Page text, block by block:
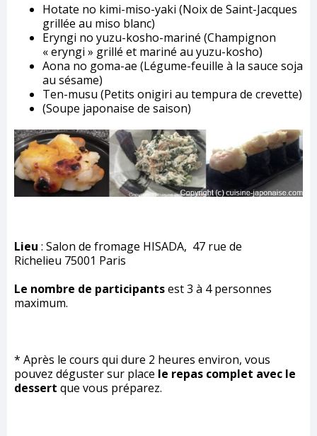
Hotate no kimi-miso-yaki (Noix de Saint-Jacques
grillée au miso blanc)
Eryngi no yuzu-kosho-mariné (Champignon
« eryngi » grillé et mariné au yuzu-kosho)
Aona no goma-ae (Légume-feuille à la sauce soja
au sésame)
Ten-musu (Petits onigiri au tempura de crevette)
(Soupe japonaise de saison)
Lieu : Salon de fromage HISADA, 47 rue de
Richelieu 75001 Paris
Le nombre de participantsest 3 à 4 personnes
maximum.
* Après le cours qui dure 2 heures environ, vous
pouvez déguster sur place le repas complet avec le
dessert que vous préparez.